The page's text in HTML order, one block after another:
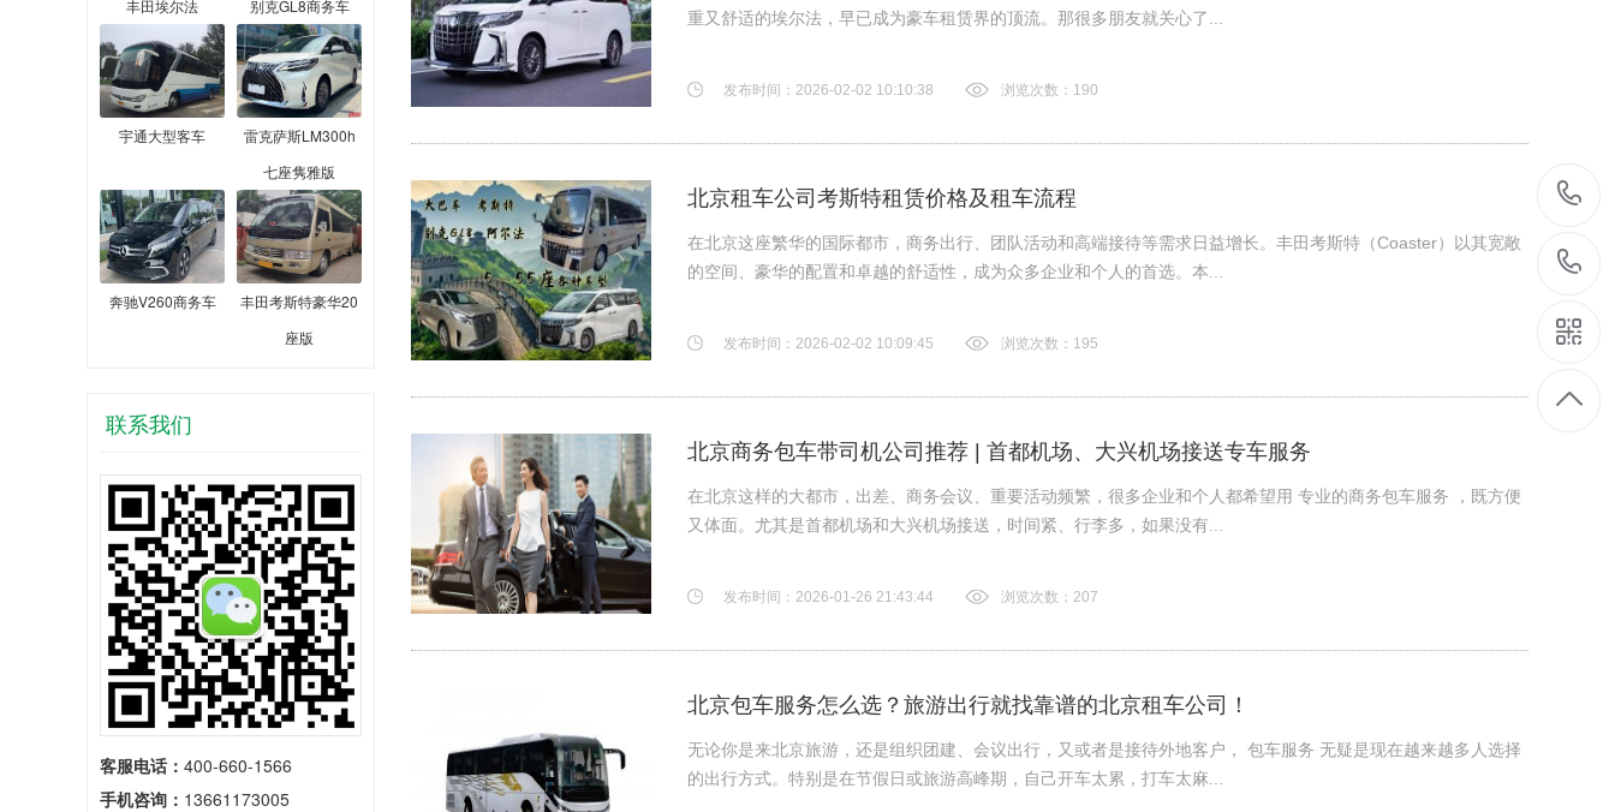
丰田埃尔法 别克GL8商务车
宇通大型客车
雷克萨斯LM300h
七座隽雅版
奔驰V260商务车
丰田考斯特豪华20
座版
联系我们
客服电话： 400-660-1566
手机咨询： 13661173005
重又舒适的埃尔法，早已成为豪车租赁界的顶流。那很多朋友就关心了...
发布时间：2026-02-02 10:10:38 浏览次数：190
北京租车公司考斯特租赁价格及租车流程
在北京这座繁华的国际都市，商务出行、团队活动和高端接待等需求日益增长。​丰田考斯特（Coaster）以其宽敞
的空间、豪华的配置和卓越的舒适性，成为众多企业和个人的首选。​本...
发布时间：2026-02-02 10:09:45 浏览次数：195
北京商务包车带司机公司推荐 | 首都机场、大兴机场接送专车服务
在北京这样的大都市，出差、商务会议、重要活动频繁，很多企业和个人都希望用 专业的商务包车服务 ，既方便
又体面。尤其是首都机场和大兴机场接送，时间紧、行李多，如果没有...
发布时间：2026-01-26 21:43:44 浏览次数：207
北京包车服务怎么选？旅游出行就找靠谱的北京租车公司！
无论你是来北京旅游，还是组织团建、会议出行，又或者是接待外地客户， 包车服务 无疑是现在越来越多人选择
的出行方式。特别是在节假日或旅游高峰期，自己开车太累，打车太麻...